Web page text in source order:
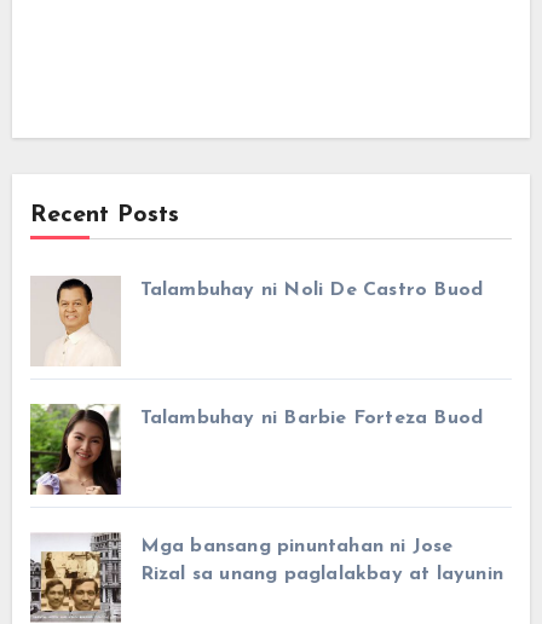
Recent Posts
Talambuhay ni Noli De Castro Buod
Talambuhay ni Barbie Forteza Buod
Mga bansang pinuntahan ni Jose
Rizal sa unang paglalakbay at layunin